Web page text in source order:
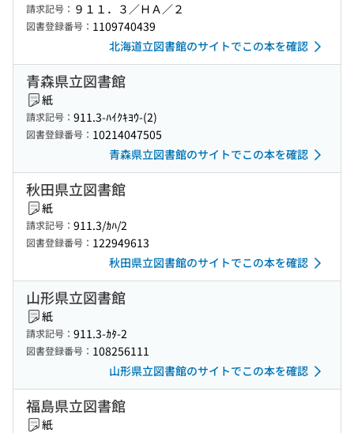
請求記号： ９１１．３／ＨＡ／２
図書登録番号： 1109740439
北海道立図書館のサイトでこの本を確認
青森県立図書館
紙
請求記号： 911.3-ﾊｲｸｷﾖｳ-(2)
図書登録番号： 10214047505
青森県立図書館のサイトでこの本を確認
秋田県立図書館
紙
請求記号： 911.3/ｶﾊ/2
図書登録番号： 122949613
秋田県立図書館のサイトでこの本を確認
山形県立図書館
紙
請求記号： 911.3-ｶﾀ-2
図書登録番号： 108256111
山形県立図書館のサイトでこの本を確認
福島県立図書館
紙